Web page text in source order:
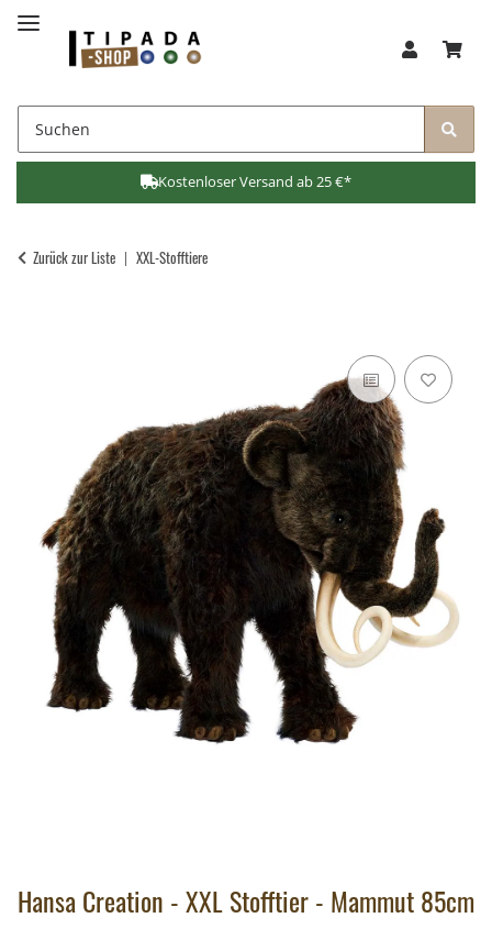
Kostenloser Versand ab 25 €*
Zurück zur Liste XXL-Stofftiere
Hansa Creation - XXL Stofftier - Mammut 85cm